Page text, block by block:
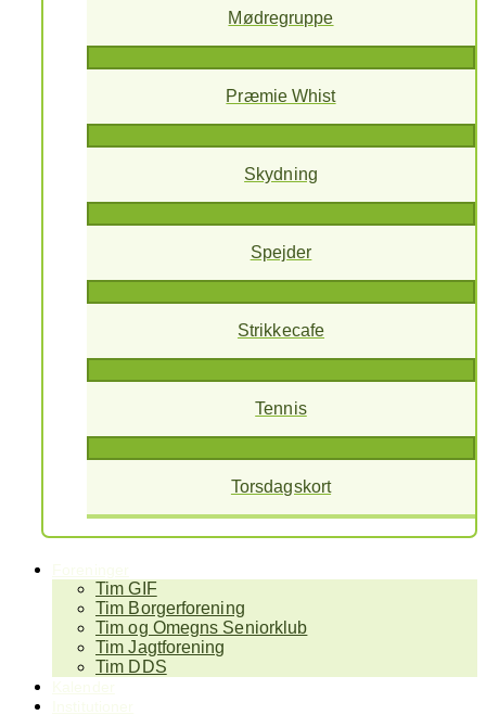
Mødregruppe
Præmie Whist
Skydning
Spejder
Strikkecafe
Tennis
Torsdagskort
Tim GIF
Tim Borgerforening
Tim og Omegns Seniorklub
Tim Jagtforening
Tim DDS